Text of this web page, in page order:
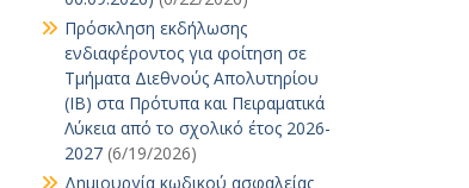
Πρόσκληση εκδήλωσης
ενδιαφέροντος για φοίτηση σε
Τμήματα Διεθνούς Απολυτηρίου
(IB) στα Πρότυπα και Πειραματικά
Λύκεια από το σχολικό έτος 2026-
2027 (6/19/2026)
Δημιουργία κωδικού ασφαλείας